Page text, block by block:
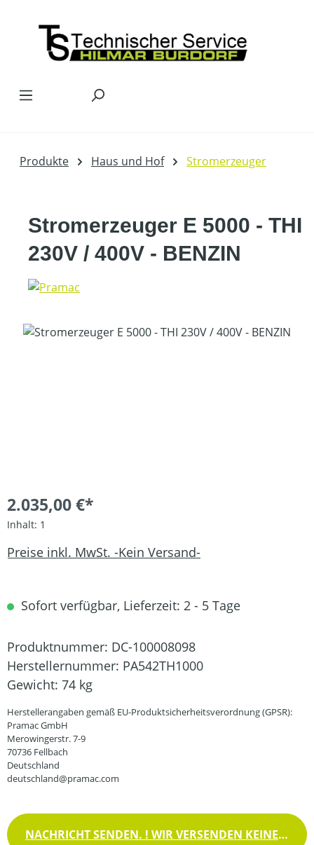
Produkte Haus und Hof Stromerzeuger
Stromerzeuger E 5000 - THI
230V / 400V - BENZIN
Bildergalerie überspringen
2.035,00 €*
Inhalt: 1
Preise inkl. MwSt. -Kein Versand-
Sofort verfügbar, Lieferzeit: 2 - 5 Tage
Produktnummer: DC-100008098
Herstellernummer: PA542TH1000
Gewicht: 74 kg
Herstellerangaben gemäß EU-Produktsicherheitsverordnung (GPSR):
Pramac GmbH
Merowingerstr. 7-9
70736 Fellbach
Deutschland
deutschland@pramac.com
NACHRICHT SENDEN. ! WIR VERSENDEN KEINE WAREN !